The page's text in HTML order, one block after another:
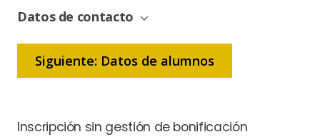
Datos de contacto
Siguiente: Datos de alumnos
Inscripción sin gestión de bonificación